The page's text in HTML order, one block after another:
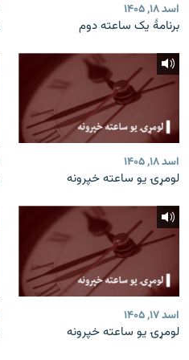
اسد ۱۸, ۱۴۰۵
برنامۀ یک ساعته دوم
اسد ۱۸, ۱۴۰۵
لومړۍ یو ساعته خپرونه
اسد ۱۷, ۱۴۰۵
لومړۍ یو ساعته خپرونه